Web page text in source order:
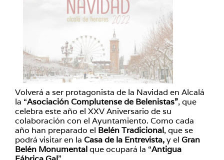
Volverá a ser protagonista de la Navidad en Alcalá
la “Asociación Complutense de Belenistas”, que
celebra este año el XXV Aniversario de su
colaboración con el Ayuntamiento. Como cada
año han preparado el Belén Tradicional, que se
podrá visitar en la Casa de la Entrevista,y el Gran
Belén Monumentalque ocupará la “Antigua